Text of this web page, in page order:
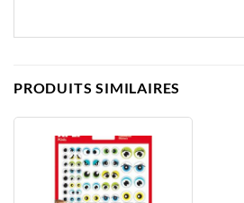
PRODUITS SIMILAIRES